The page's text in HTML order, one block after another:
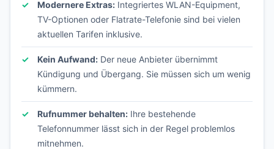
Modernere Extras: Integriertes WLAN-Equipment,
TV-Optionen oder Flatrate-Telefonie sind bei vielen
aktuellen Tarifen inklusive.
Kein Aufwand: Der neue Anbieter übernimmt
Kündigung und Übergang. Sie müssen sich um wenig
kümmern.
Rufnummer behalten: Ihre bestehende
Telefonnummer lässt sich in der Regel problemlos
mitnehmen.